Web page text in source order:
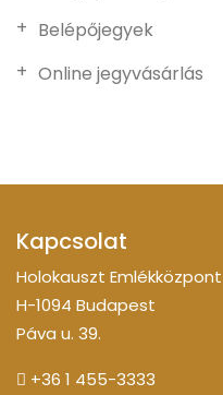
Belépőjegyek
Online jegyvásárlás
Kapcsolat
Holokauszt Emlékközpont
H-1094 Budapest
Páva u. 39.
+36 1 455-3333